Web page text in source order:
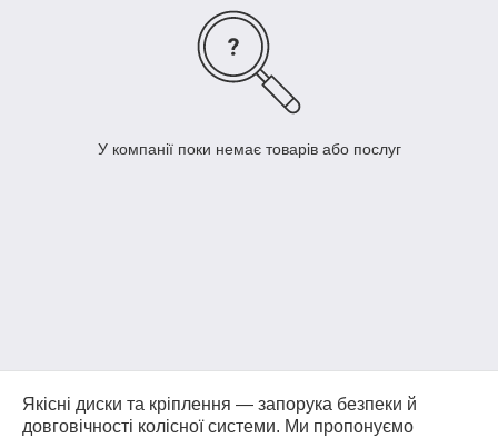
У компанії поки немає товарів або послуг
Якісні диски та кріплення — запорука безпеки й
довговічності колісної системи. Ми пропонуємо